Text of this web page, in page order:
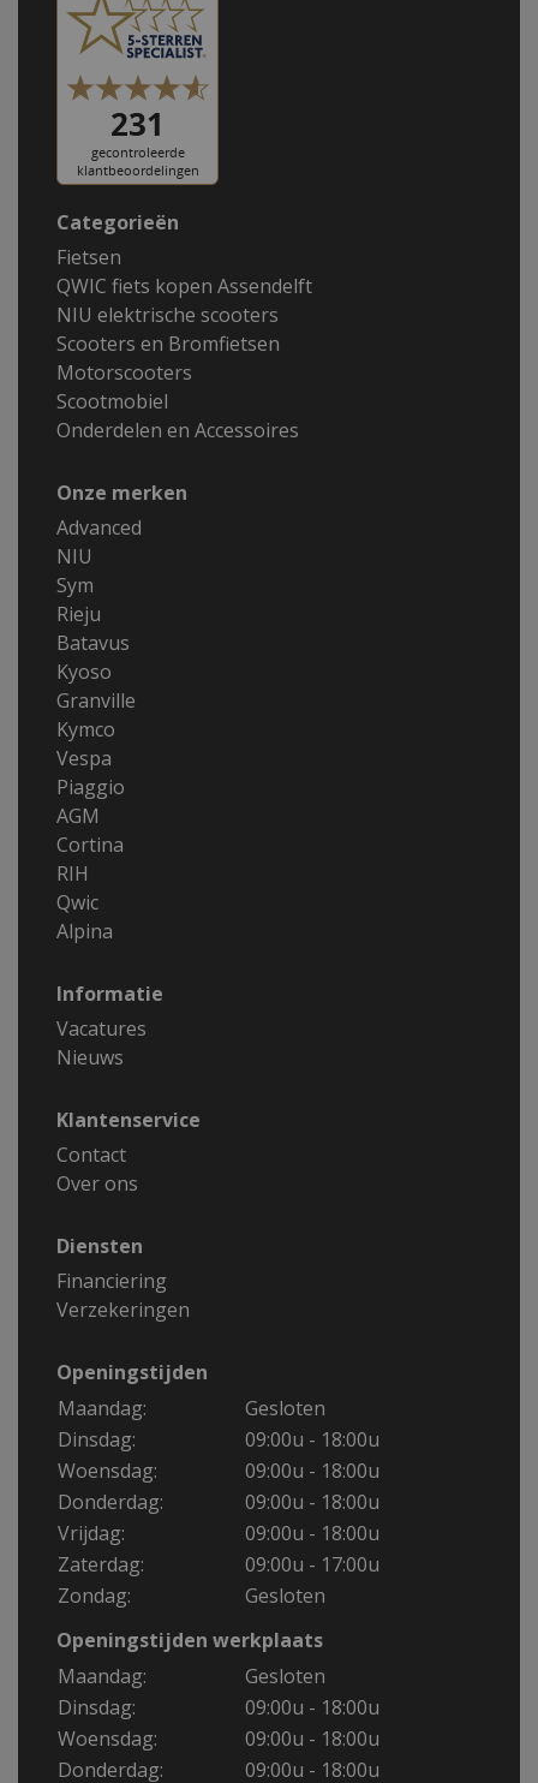
Categorieën
Fietsen
QWIC fiets kopen Assendelft
NIU elektrische scooters
Scooters en Bromfietsen
Motorscooters
Scootmobiel
Onderdelen en Accessoires
Onze merken
Advanced
NIU
Sym
Rieju
Batavus
Kyoso
Granville
Kymco
Vespa
Piaggio
AGM
Cortina
RIH
Qwic
Alpina
Informatie
Vacatures
Nieuws
Klantenservice
Contact
Over ons
Diensten
Financiering
Verzekeringen
Openingstijden
Maandag:
Gesloten
Dinsdag:
09:00u - 18:00u
Woensdag:
09:00u - 18:00u
Donderdag:
09:00u - 18:00u
Vrijdag:
09:00u - 18:00u
Zaterdag:
09:00u - 17:00u
Zondag:
Gesloten
Openingstijden werkplaats
Maandag:
Gesloten
Dinsdag:
09:00u - 18:00u
Woensdag:
09:00u - 18:00u
Donderdag:
09:00u - 18:00u